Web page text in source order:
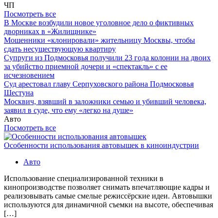
ЧП
Посмотреть все
В Москве возбудили новое уголовное дело о фиктивных
дворниках в «Жилищнике»
Мошенники «клонировали» жительницу Москвы, чтобы
сдать несуществующую квартиру
Супруги из Подмосковья получили 23 года колонии на двоих
за убийство приемной дочери и «спектакль» с ее
исчезновением
Суд арестовал главу Серпуховского района Подмосковья
Шестуна
Москвич, взявший в заложники семью и убивший человека,
заявил в суде, что ему «легко на душе»
Авто
Посмотреть все
Особенности использования автовышек в киноиндустрии
Авто
Использование специализированной техники в
кинопроизводстве позволяет снимать впечатляющие кадры и
реализовывать самые смелые режиссёрские идеи. Автовышки
используются для динамичной съемки на высоте, обеспечивая
[…]